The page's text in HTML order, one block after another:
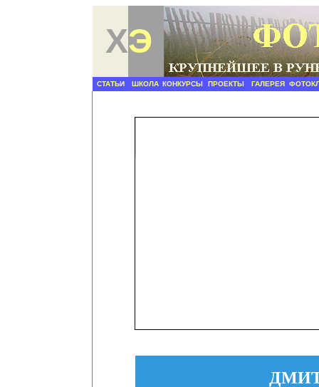
ХЭ
СТАТЬИ ШКОЛА КОНКУРСЫ ПРОЕКТЫ ГАЛЕРЕЯ